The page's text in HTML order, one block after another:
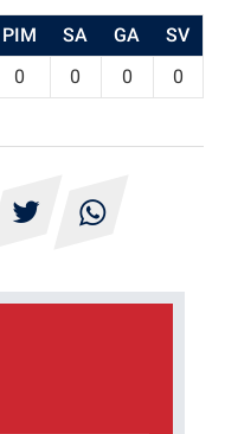
PIM SA GA
SV
0 0 0 0
 